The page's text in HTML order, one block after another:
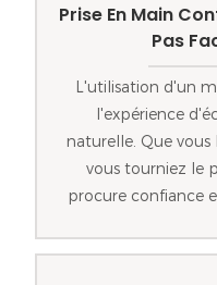
Prise En Main
Pas
L'utilisation d'un
l'expérience
naturelle. Que
vous tourniez le
procure confiance